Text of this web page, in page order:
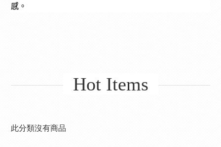
感。
Hot Items
此分類沒有商品